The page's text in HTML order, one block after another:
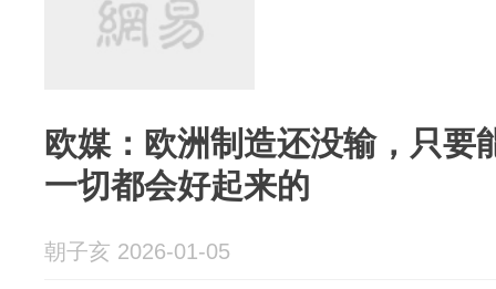
欧媒：欧洲制造还没输，只要
一切都会好起来的
朝子亥 2026-01-05